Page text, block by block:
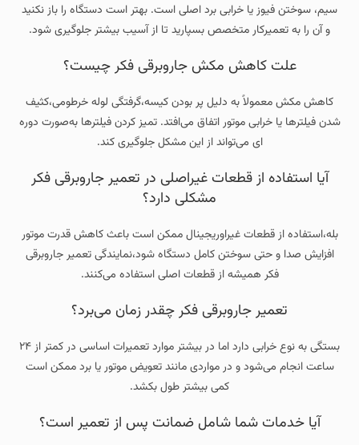
سیم، سوختن فیوز یا خرابی برد اصلی است. بهتر است دستگاه را باز نکنید
و آن را به تعمیرکار متخصص بسپارید تا از آسیب بیشتر جلوگیری شود.
علت کاهش مکش جاروبرقی فکر چیست؟
کاهش مکش معمولاً به دلیل پر بودن کیسه،گرفتگی لوله خرطومی،کثیف
شدن فیلترها یا خرابی موتور اتفاق می‌افتد. تمیز کردن فیلترها به‌صورت دوره‌
ای می‌تواند از این مشکل جلوگیری کند.
آیا استفاده از قطعات غیر‌اصلی در تعمیر جاروبرقی فکر
مشکلی دارد؟
بله،استفاده از قطعات غیر‌اوریجینال ممکن است باعث کاهش قدرت موتور
افزایش صدا و حتی سوختن کامل دستگاه شود،نمایندگی‌ تعمیر جاروبرقی
فکر همیشه از قطعات اصلی استفاده می‌کنند.
تعمیر جاروبرقی فکر چقدر زمان می‌برد؟
بستگی به نوع خرابی دارد اما در بیشتر موارد تعمیرات اساسی در کمتر از ۲۴
ساعت انجام می‌شود و در مواردی مانند تعویض موتور یا برد ممکن است
کمی بیشتر طول بکشد.
آیا خدمات شما شامل ضمانت پس از تعمیر است؟